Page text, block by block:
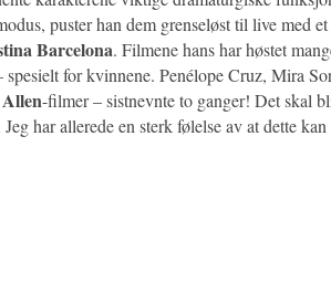
puster han dem grenseløst til live med et
Barcelona. Filmene hans har høstet
for kvinnene. Penélope Cruz, Mira
-filmer – sistnevnte to ganger! Det skal
har allerede en sterk følelse av at dette